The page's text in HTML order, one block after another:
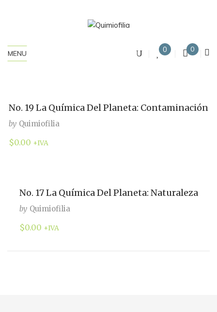
MENU 0 0
No. 19 La Química Del Planeta: Contaminación
by Quimiofilia
$0.00 +IVA
No. 17 La Química Del Planeta: Naturaleza
by Quimiofilia
$0.00 +IVA